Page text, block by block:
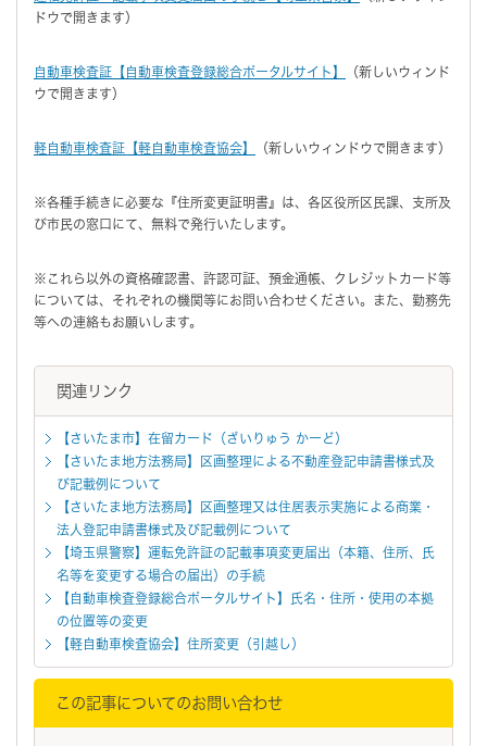
ドウで開きます）
自動車検査証【自動車検査登録総合ポータルサイト】
（新しいウィンド
ウで開きます）
軽自動車検査証【軽自動車検査協会】 （新しいウィンドウで開きます）
※各種手続きに必要な『住所変更証明書』は、各区役所区民課、支所及
び市民の窓口にて、無料で発行いたします。
※これら以外の資格確認書、許認可証、預金通帳、クレジットカード等
については、それぞれの機関等にお問い合わせください。また、勤務先
等への連絡もお願いします。
関連リンク
【さいたま市】在留カード（ざいりゅう かーど）
【さいたま地方法務局】区画整理による不動産登記申請書様式及
び記載例について
【さいたま地方法務局】区画整理又は住居表示実施による商業・
法人登記申請書様式及び記載例について
【埼玉県警察】運転免許証の記載事項変更届出（本籍、住所、氏
名等を変更する場合の届出）の手続
【自動車検査登録総合ポータルサイト】氏名・住所・使用の本拠
の位置等の変更
【軽自動車検査協会】住所変更（引越し）
この記事についてのお問い合わせ